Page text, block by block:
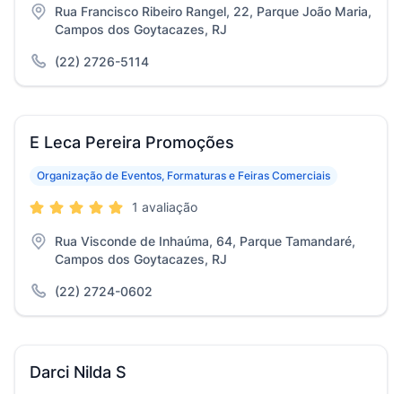
Rua Francisco Ribeiro Rangel, 22, Parque João Maria,
Campos dos Goytacazes, RJ
(22) 2726-5114
E Leca Pereira Promoções
Organização de Eventos, Formaturas e Feiras Comerciais
1 avaliação
Rua Visconde de Inhaúma, 64, Parque Tamandaré,
Campos dos Goytacazes, RJ
(22) 2724-0602
Darci Nilda S